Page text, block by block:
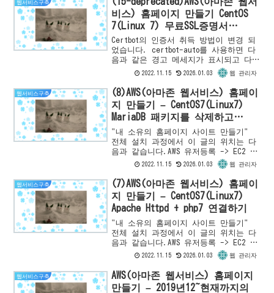
웹서비스구축
비스) 홈페이지 만들기 CentOS
7(Linux 7) 무료SSL증명서
(Let’s Encrypt)작성하기
Certbot의 인증서 취득 방법이 변경 되
었습니다. certbot-auto를 사용하면 다
음과 같은 경고 메세지가 표시되고 다른
취득 방법을 위해서 공식 사이트를 방문
하도록 안내하고 있습니다. sudo
/usr/bi...
2022.11.15 2026.01.03 웹 관리자
웹서비스구축
(8)AWS(아마존 웹서비스) 홈페이
지 만들기 – CentOS7(Linux7)
MariaDB 패키지를 삭제하고
MySQL 패키지를 설치하기
"내 소유의 홈페이지 사이트 만들기"
전체 설치 과정에서 이 글의 위치는 다
음과 같습니다.AWS 유저등록 -> EC2 인
스턴스 등록 -> EC2 인스턴스 확인 ->
PHP7설치 -> Apache HTTP Server...
2022.11.15 2026.01.03 웹 관리자
웹서비스구축
(7)AWS(아마존 웹서비스) 홈페이
지 만들기 – CentOS7(Linux7)
Apache Httpd + php7 연결하기
"내 소유의 홈페이지 사이트 만들기"
전체 설치 과정에서 이 글의 위치는 다
음과 같습니다.AWS 유저등록 -> EC2 인
스턴스 등록 -> EC2 인스턴스 확인 ->
PHP7설치 -> Apache HTTP Server...
2022.11.15 2026.01.03 웹 관리자
웹서비스구축
AWS(아마존 웹서비스) 홈페이지
만들기 – 2019년12~현재까지의